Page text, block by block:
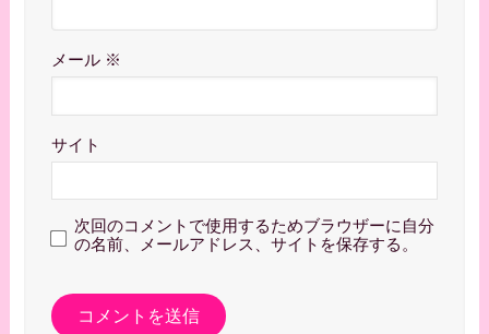
メール ※
サイト
次回のコメントで使用するためブラウザーに自分
の名前、メールアドレス、サイトを保存する。